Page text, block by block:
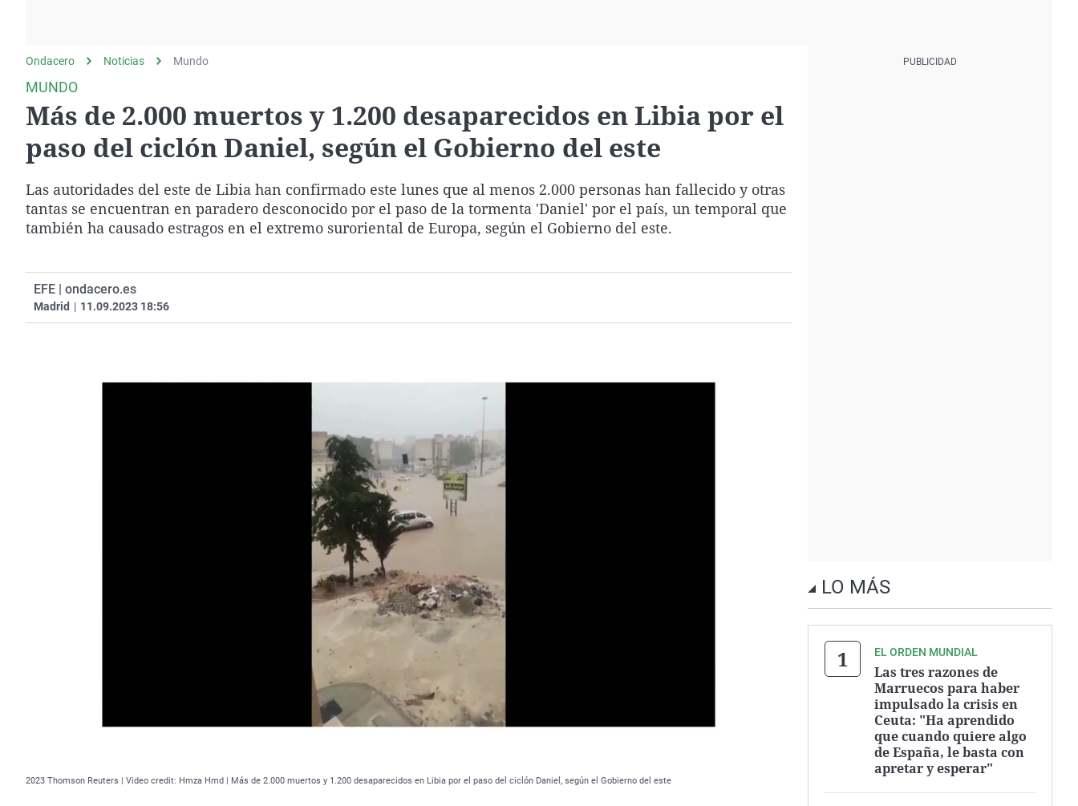
Como el perro y el
País Vasco
Ondacero Noticias Mundo
MUNDO
Más de 2.000 muertos y 1.200 desaparecidos en Libia por el
paso del ciclón Daniel, según el Gobierno del este
Las autoridades del este de Libia han confirmado este lunes que al menos 2.000 personas han fallecido y otras
tantas se encuentran en paradero desconocido por el paso de la tormenta 'Daniel' por el país, un temporal que
también ha causado estragos en el extremo suroriental de Europa, según el Gobierno del este.
EFE | ondacero.es
Madrid | 11.09.2023 18:56
2023 Thomson Reuters | Video credit: Hmza Hmd | Más de 2.000 muertos y 1.200 desaparecidos en Libia por el paso del ciclón Daniel, según el Gobierno del este
LO MÁS
EL ORDEN MUNDIAL
Las tres razones de
Marruecos para haber
impulsado la crisis en
Ceuta: "Ha aprendido
que cuando quiere algo
de España, le basta con
apretar y esperar"